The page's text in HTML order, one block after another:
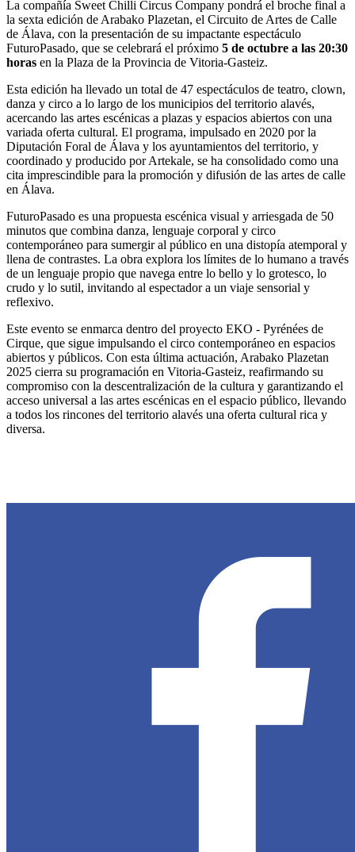
La compañía Sweet Chilli Circus Company pondrá el broche final a
la sexta edición de Arabako Plazetan, el Circuito de Artes de Calle
de Álava, con la presentación de su impactante espectáculo
FuturoPasado, que se celebrará el próximo 5 de octubre a las 20:30
horas en la Plaza de la Provincia de Vitoria-Gasteiz.
Esta edición ha llevado un total de 47 espectáculos de teatro, clown,
danza y circo a lo largo de los municipios del territorio alavés,
acercando las artes escénicas a plazas y espacios abiertos con una
variada oferta cultural. El programa, impulsado en 2020 por la
Diputación Foral de Álava y los ayuntamientos del territorio, y
coordinado y producido por Artekale, se ha consolidado como una
cita imprescindible para la promoción y difusión de las artes de calle
en Álava.
FuturoPasado es una propuesta escénica visual y arriesgada de 50
minutos que combina danza, lenguaje corporal y circo
contemporáneo para sumergir al público en una distopía atemporal y
llena de contrastes. La obra explora los límites de lo humano a través
de un lenguaje propio que navega entre lo bello y lo grotesco, lo
crudo y lo sutil, invitando al espectador a un viaje sensorial y
reflexivo.
Este evento se enmarca dentro del proyecto EKO - Pyrénées de
Cirque, que sigue impulsando el circo contemporáneo en espacios
abiertos y públicos. Con esta última actuación, Arabako Plazetan
2025 cierra su programación en Vitoria-Gasteiz, reafirmando su
compromiso con la descentralización de la cultura y garantizando el
acceso universal a las artes escénicas en el espacio público, llevando
a todos los rincones del territorio alavés una oferta cultural rica y
diversa.